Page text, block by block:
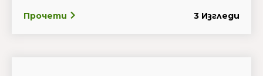
Прочети 3 Изгледи